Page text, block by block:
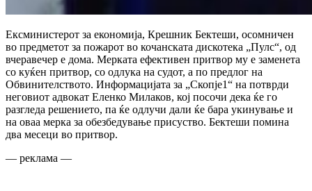
Ексминистерот за економија, Крешник Бектеши, осомничен
во предметот за пожарот во кочанската дискотека „Пулс“, од
вчеравечер е дома. Мерката ефективен притвор му е заменета
со куќен притвор, со одлука на судот, а по предлог на
Обвинителството. Информацијата за „Скопје1“ на потврди
неговиот адвокат Еленко Милаков, кој посочи дека ќе го
разгледа решението, па ќе одлучи дали ќе бара укинување и
на оваа мерка за обезбедување присуство. Бектеши помина
два месеци во притвор.
— реклама —